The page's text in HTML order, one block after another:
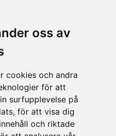
oss av
cookies och andra
för att
surfupplevelse på
för att visa dig
och riktade
Vi har idag en stor
med hög
alltid varit ett av
verksamhet.
▪ Caps Me ▪
▪ Ken Hom ▪ Kilner ▪
Style de Vie ▪ Mason
and Kengsington ▪
▪ Style de Vie ▪